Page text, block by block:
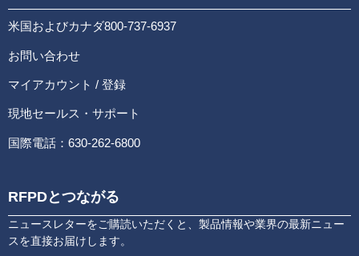
米国およびカナダ800-737-6937
お問い合わせ
マイアカウント / 登録
現地セールス・サポート
国際電話：630-262-6800
RFPDとつながる
ニュースレターをご購読いただくと、製品情報や業界の最新ニュー
スを直接お届けします。